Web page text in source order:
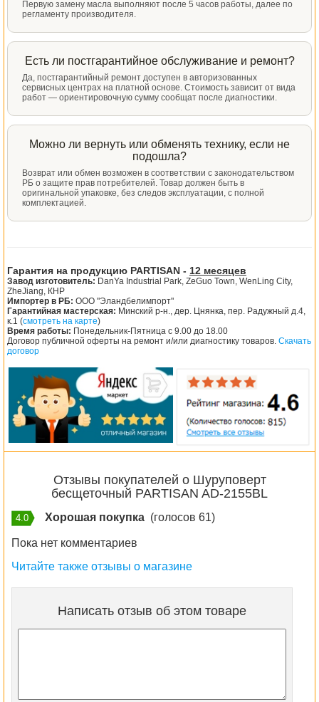
Первую замену масла выполняют после 5 часов работы, далее по
регламенту производителя.
Есть ли постгарантийное обслуживание и ремонт?
Да, постгарантийный ремонт доступен в авторизованных
сервисных центрах на платной основе. Стоимость зависит от вида
работ — ориентировочную сумму сообщат после диагностики.
Можно ли вернуть или обменять технику, если не
подошла?
Возврат или обмен возможен в соответствии с законодательством
РБ о защите прав потребителей. Товар должен быть в
оригинальной упаковке, без следов эксплуатации, с полной
комплектацией.
Гарантия на продукцию PARTISAN - 12 месяцев
Завод изготовитель: DanYa Industrial Park, ZeGuo Town, WenLing City,
ZheJiang, КНР
Импортер в РБ: ООО "Эландбелимпорт"
Гарантийная мастерская: Минский р-н., дер. Цнянка, пер. Радужный д.4,
к.1 (смотреть на карте)
Время работы: Понедельник-Пятница с 9.00 до 18.00
Договор публичной оферты на ремонт и/или диагностику товаров. Скачать
договор
Отзывы покупателей о Шуруповерт
бесщеточный PARTISAN AD-2155BL
4.0 Хорошая покупка (голосов 61)
Пока нет комментариев
Читайте также отзывы о магазине
Написать отзыв об этом товаре